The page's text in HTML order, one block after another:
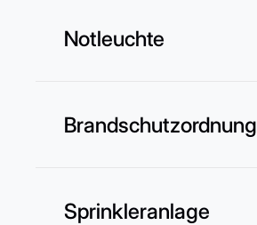
Notleuchte
Brandschutzordnung
Sprinkleranlage